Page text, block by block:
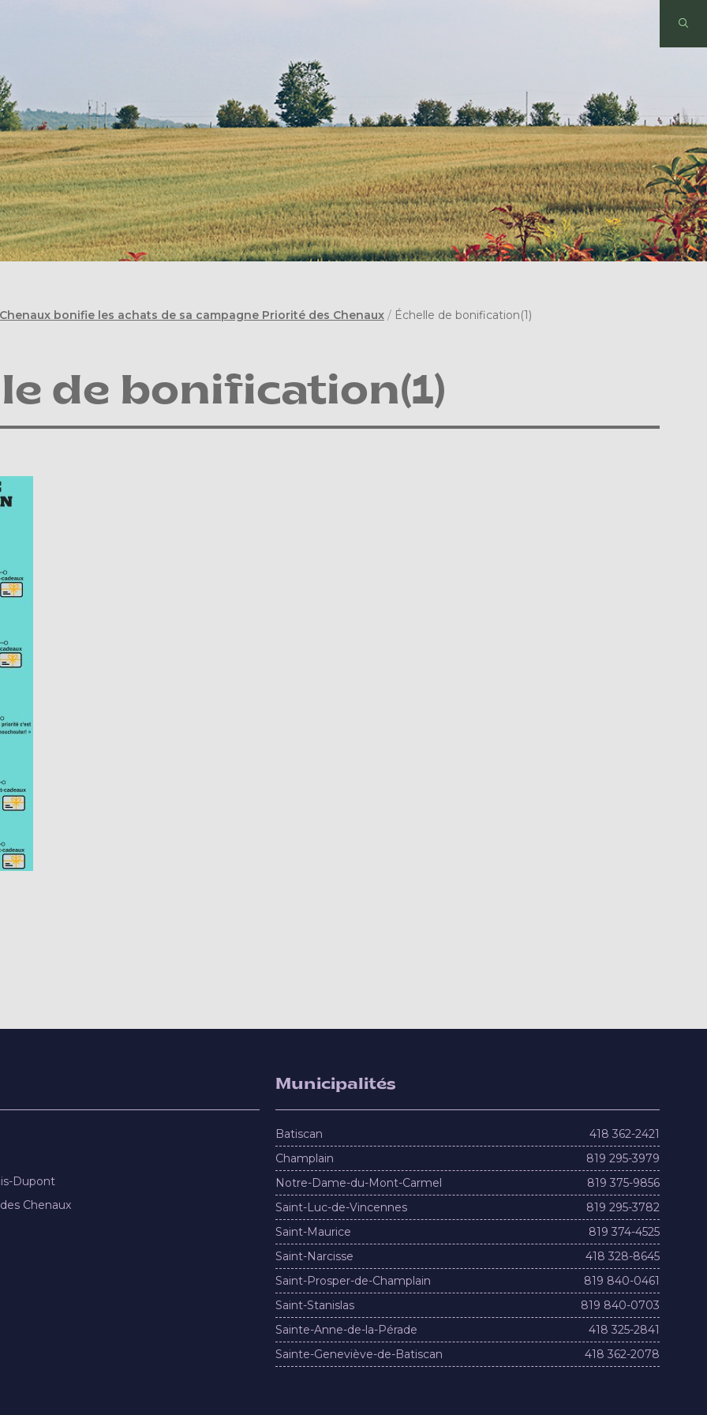
Chenaux bonifie les achats de sa campagne Priorité des Chenaux / Échelle de bonification(1)
de bonification(1)
Dupont
Chenaux
Municipalités
Batiscan
418 362-2421
Champlain
819 295-3979
Notre-Dame-du-Mont-Carmel
819 375-9856
Saint-Luc-de-Vincennes
819 295-3782
Saint-Maurice
819 374-4525
Saint-Narcisse
418 328-8645
Saint-Prosper-de-Champlain
819 840-0461
Saint-Stanislas
819 840-0703
Sainte-Anne-de-la-Pérade
418 325-2841
Sainte-Geneviève-de-Batiscan
418 362-2078